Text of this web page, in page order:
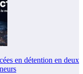
en détention en deux